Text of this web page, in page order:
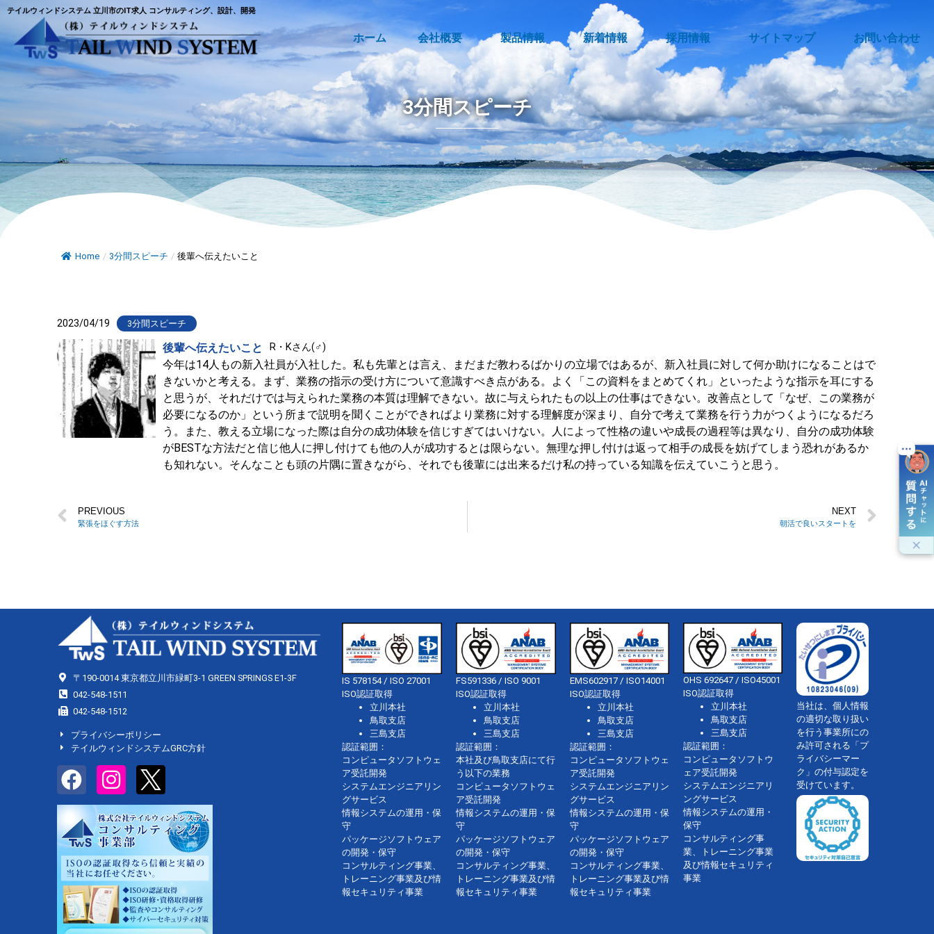
テイルウィンドシステム 立川市のIT求人 コンサルティング、設計、開発
ホーム 会社概要 製品情報 新着情報 採用情報 サイトマップ お問い合わせ
3分間スピーチ
Home / 3分間スピーチ / 後輩へ伝えたいこと
2023/04/19 3分間スピーチ
後輩へ伝えたいこと R・Kさん(♂)
今年は14人もの新入社員が入社した。私も先輩とは言え、まだまだ教わるばかりの立場ではあるが、新入社員に対して何か助けになることはで
きないかと考える。まず、業務の指示の受け方について意識すべき点がある。よく「この資料をまとめてくれ」といったような指示を耳にする
と思うが、それだけでは与えられた業務の本質は理解できない。故に与えられたもの以上の仕事はできない。改善点として「なぜ、この業務が
必要になるのか」という所まで説明を聞くことができればより業務に対する理解度が深まり、自分で考えて業務を行う力がつくようになるだろ
う。また、教える立場になった際は自分の成功体験を信じすぎてはいけない。人によって性格の違いや成長の過程等は異なり、自分の成功体験
がBESTな方法だと信じ他人に押し付けても他の人が成功するとは限らない。無理な押し付けは返って相手の成長を妨げてしまう恐れがあるか
も知れない。そんなことも頭の片隅に置きながら、それでも後輩には出来るだけ私の持っている知識を伝えていこうと思う。
PREVIOUS
緊張をほぐす方法
NEXT
朝活で良いスタートを
〒190-0014 東京都立川市緑町3-1 GREEN SPRINGS E1-3F
042-548-1511
042-548-1512
プライバシーポリシー
テイルウィンドシステムGRC方針
IS 578154 / ISO 27001
ISO認証取得
立川本社
鳥取支店
三島支店
認証範囲：
コンピュータソフトウェ
ア受託開発
システムエンジニアリン
グサービス
情報システムの運用・保
守
パッケージソフトウェア
の開発・保守
コンサルティング事業、
トレーニング事業及び情
報セキュリティ事業
FS591336 / ISO 9001
ISO認証取得
立川本社
鳥取支店
三島支店
認証範囲：
本社及び鳥取支店にて行
う以下の業務
コンピュータソフトウェ
ア受託開発
情報システムの運用・保
守
パッケージソフトウェア
の開発・保守
コンサルティング事業、
トレーニング事業及び情
報セキュリティ事業
EMS602917 / ISO14001
ISO認証取得
立川本社
鳥取支店
三島支店
認証範囲：
コンピュータソフトウェ
ア受託開発
システムエンジニアリン
グサービス
情報システムの運用・保
守
パッケージソフトウェア
の開発・保守
コンサルティング事業、
トレーニング事業及び情
報セキュリティ事業
OHS 692647 / ISO45001
ISO認証取得
立川本社
鳥取支店
三島支店
認証範囲：
コンピュータソフトウ
ェア受託開発
システムエンジニアリ
ングサービス
情報システムの運用・
保守
コンサルティング事
業、トレーニング事業
及び情報セキュリティ
事業
当社は、個人情報
の適切な取り扱い
を行う事業所にの
み許可される「プ
ライバシーマー
ク」の付与認定を
受けています。